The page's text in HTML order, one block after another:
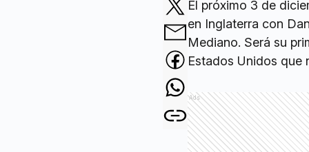
El próximo 3 de
en Inglaterra con
Mediano. Será su
Estados Unidos que
Ads